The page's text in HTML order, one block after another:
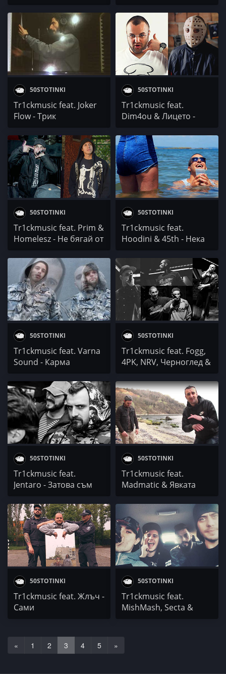
50STOTINKI
Tr1ckmusic feat. Joker
Flow - Трик
50STOTINKI
Tr1ckmusic feat.
Dim4ou & Лицето -
50STOTINKI
Tr1ckmusic feat. Prim &
Homelesz - Не бягай от
50STOTINKI
Tr1ckmusic feat.
Hoodini & 45th - Нека
50STOTINKI
Tr1ckmusic feat. Varna
Sound - Карма
50STOTINKI
Tr1ckmusic feat. Fogg,
4PK, NRV, Черноглед &
Трикове
50STOTINKI
Tr1ckmusic feat.
Jentaro - Затова съм
50STOTINKI
Tr1ckmusic feat.
Madmatic & Явката
50STOTINKI
Tr1ckmusic feat. Жлъч -
Сами
50STOTINKI
Tr1ckmusic feat.
MishMash, Secta &
« 1 2 3 4 5 »